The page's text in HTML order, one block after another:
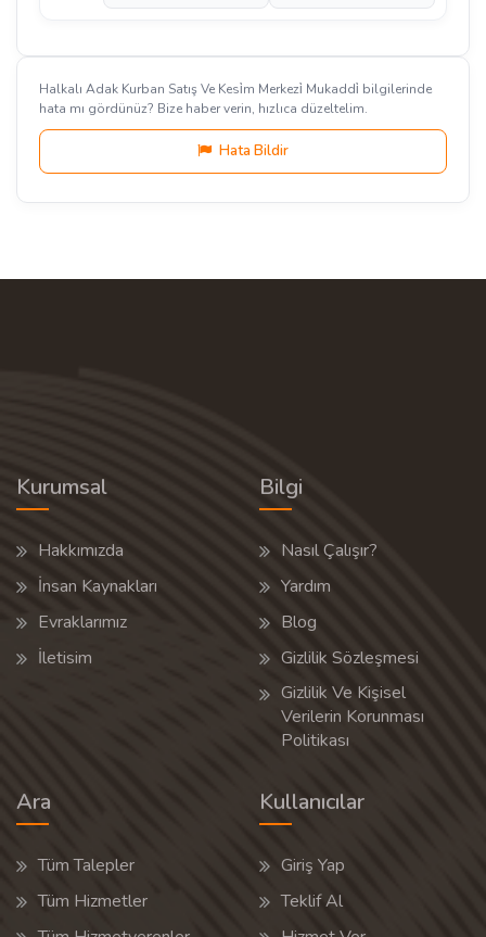
Halkalı Adak Kurban Satış Ve Kesi̇m Merkezi̇ Mukaddi̇ bilgilerinde
hata mı gördünüz? Bize haber verin, hızlıca düzeltelim.
Hata Bildir
Kurumsal
Hakkımızda
İnsan Kaynakları
Evraklarımız
İletisim
Bilgi
Nasıl Çalışır?
Yardım
Blog
Gizlilik Sözleşmesi
Gizlilik Ve Kişisel
Verilerin Korunması
Politikası
Ara
Tüm Talepler
Tüm Hizmetler
Kullanıcılar
Giriş Yap
Teklif Al